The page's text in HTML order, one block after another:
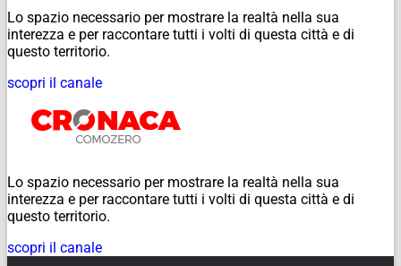
Lo spazio necessario per mostrare la realtà nella sua
interezza e per raccontare tutti i volti di questa città e di
questo territorio.
scopri il canale
Lo spazio necessario per mostrare la realtà nella sua
interezza e per raccontare tutti i volti di questa città e di
questo territorio.
scopri il canale